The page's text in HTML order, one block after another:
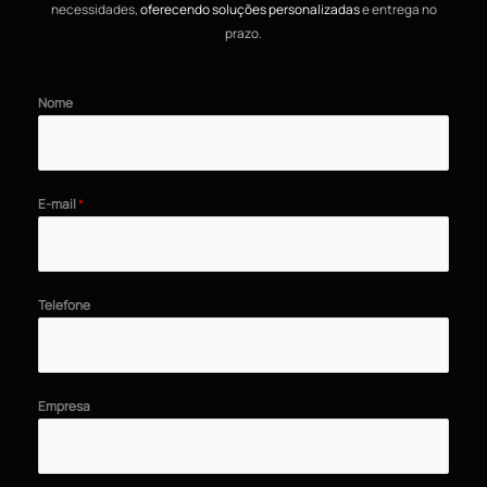
necessidades,oferecendo soluções personalizadase entrega no
prazo.
Nome
E-mail*
Telefone
Empresa